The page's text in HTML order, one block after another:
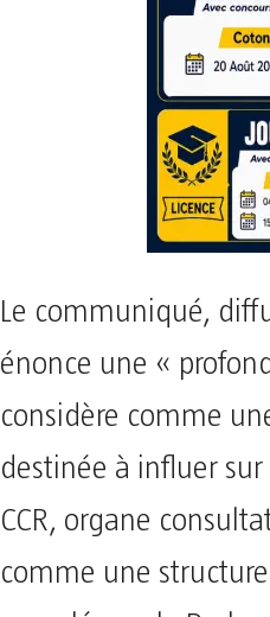
Le communiqué,
énonce une «
considère comme
destinée à influer sur
CCR, organe
comme une